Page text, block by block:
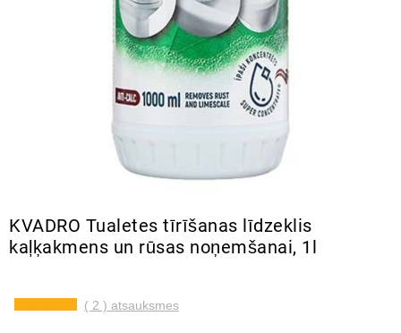
KVADRO Tualetes tīrīšanas līdzeklis
kaļķakmens un rūsas noņemšanai, 1l
( 2 ) atsauksmes